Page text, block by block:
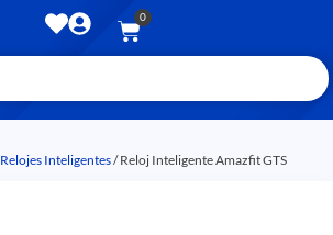
0
Relojes Inteligentes/ Reloj Inteligente Amazfit GTS